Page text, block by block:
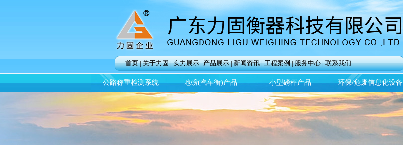
首页|关于力固|实力展示|产品展示|新闻资讯|工程案例|服务中心|联系我们
公路称重检测系统 地磅(汽车衡)产品 小型磅秤产品 环保/危废信息化设备